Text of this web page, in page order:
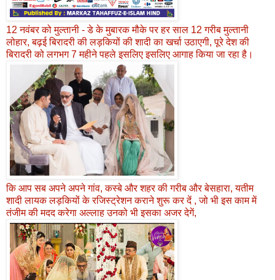
12 नवंबर को मुल्तानी - डे के मुबारक मौके पर हर साल 12 गरीब मुल्तानी
लोहार, बढ़ई बिरादरी की लड़कियों की शादी का खर्चा उठाएगी, पूरे देश की
बिरादरी को लगभग 7 महीने पहले इसलिए इसलिए आगाह किया जा रहा है।
कि आप सब अपने अपने गांव, कस्बे और शहर की गरीब और बेसहारा, यतीम
शादी लायक लड़कियों के रजिस्ट्रेशन कराने शुरू कर दें , जो भी इस काम में
तंजीम की मदद करेगा अल्लाह उनको भी इसका अजर देगें,